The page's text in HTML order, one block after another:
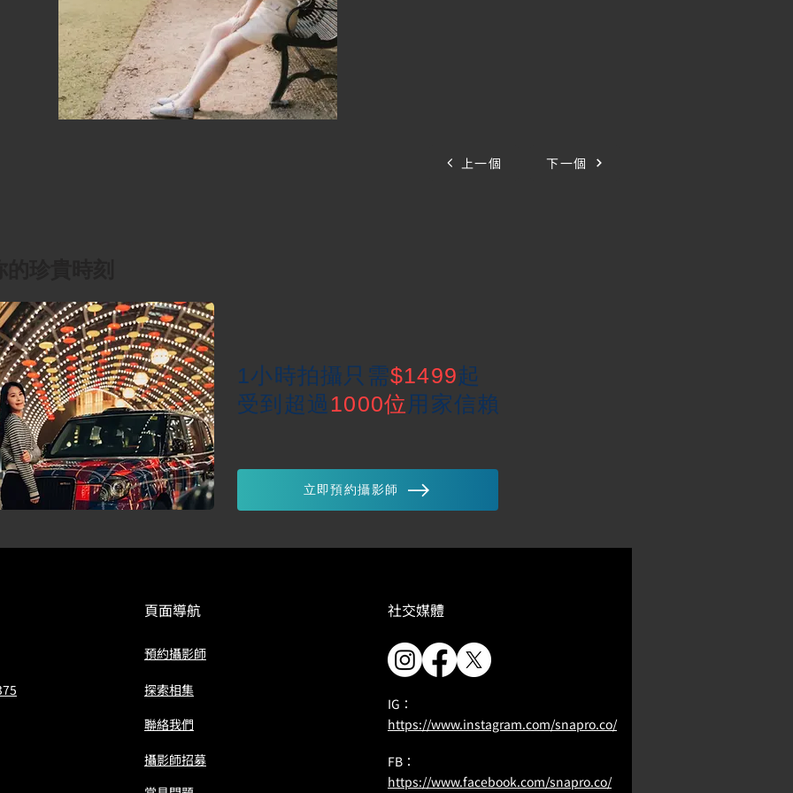
上一個 下一個
1小時拍攝只需$1499起
受到超過 1000位 用家信賴
立即預約攝影師
頁面導航
預約攝影師
​探索相集
聯絡我們
攝影師招募
​社交媒體
IG：
https://www.instagram.com/snapro.co/
FB：
https://www.facebook.com/snapro.co/